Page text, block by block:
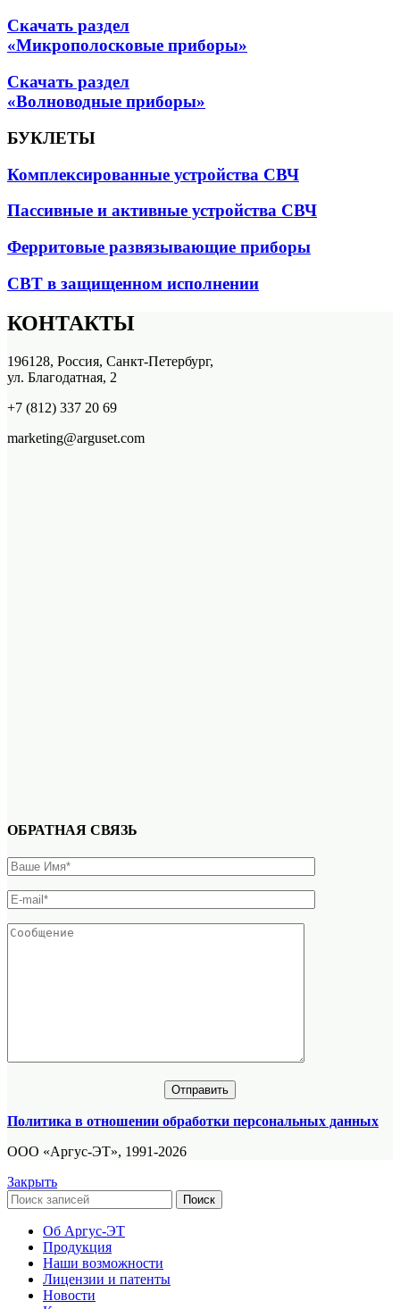
Скачать раздел
«Микрополосковые приборы»
Скачать раздел
«Волноводные приборы»
БУКЛЕТЫ
Комплексированные устройства СВЧ
Пассивные и активные устройства СВЧ
Ферритовые развязывающие приборы
СВТ в защищенном исполнении
КОНТАКТЫ
196128, Россия, Санкт-Петербург,
ул. Благодатная, 2
+7 (812) 337 20 69
marketing@arguset.com
ОБРАТНАЯ СВЯЗЬ
Политика в отношении обработки персональных данных
ООО «Аргус-ЭТ», 1991-2026
Закрыть
Поиск
Об Аргус-ЭТ
Продукция
Наши возможности
Лицензии и патенты
Новости